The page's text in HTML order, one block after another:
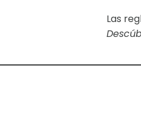
Las